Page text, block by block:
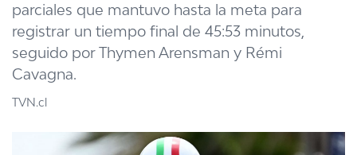
TVN PLAY
PROGRAMAS
TELESERIES
parciales que mantuvo hasta la meta para
registrar un tiempo final de 45:53 minutos,
seguido por Thymen Arensman y Rémi
Cavagna.
TVN.cl